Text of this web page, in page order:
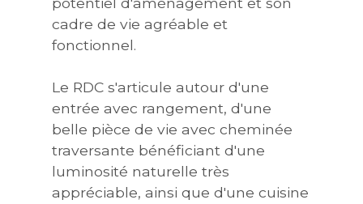
cadre de vie agréable et
fonctionnel.
Le RDC s'articule autour d'une
entrée avec rangement, d'une
belle pièce de vie avec cheminée
traversante bénéficiant d'une
luminosité naturelle très
appréciable, ainsi que d'une cuisine